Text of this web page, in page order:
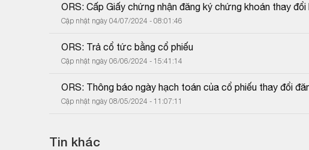
ORS: Cấp Giấy chứng nhận đăng ký chứng khoán thay đổi
Cập nhật ngày 04/07/2024 - 08:01:46
ORS: Trả cổ tức bằng cổ phiếu
Cập nhật ngày 06/06/2024 - 15:41:14
ORS: Thông báo ngày hạch toán của cổ phiếu thay đổi
Cập nhật ngày 08/05/2024 - 11:07:11
Tin khác